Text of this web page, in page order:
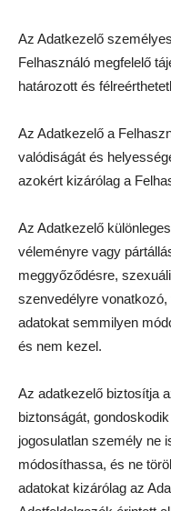
Az Adatkezelő
Felhasználó megfelelő
határozott és
Az Adatkezelő a
valódiságát és
azokért kizárólag a
Az Adatkezelő
véleményre vagy
meggyőződésre,
szenvedélyre
adatokat semmilyen
és nem kezel.
Az adatkezelő biztosítja
biztonságát,
jogosulatlan személy ne
módosíthassa, és ne
adatokat kizárólag az